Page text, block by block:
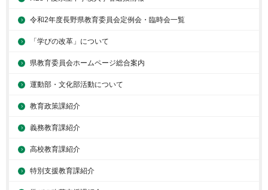
令和2年度長野県教育委員会定例会・臨時会一覧
「学びの改革」について
県教育委員会ホームページ総合案内
運動部・文化部活動について
教育政策課紹介
義務教育課紹介
高校教育課紹介
特別支援教育課紹介